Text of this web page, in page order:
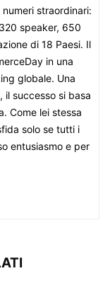
straordinari:
speaker, 650
di 18 Paesi. Il
in una
globale. Una
il successo si basa
Come lei stessa
solo se tutti i
entusiasmo e per